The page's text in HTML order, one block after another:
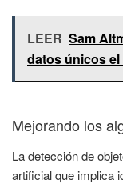
LEER Sam
datos únicos
Mejorando los
La detección de
artificial que implica